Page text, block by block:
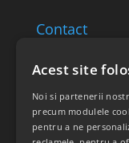
Contact
Retur
Acest site
Noi si partenerii
precum modulele
pentru a ne